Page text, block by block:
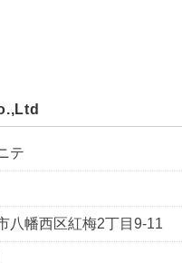
テ
八幡西区紅梅2丁目9-11